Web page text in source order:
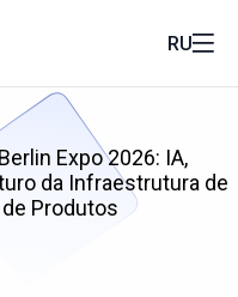
RU
Expo 2026: IA,
da Infraestrutura de
Produtos